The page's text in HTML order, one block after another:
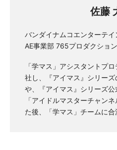
佐藤
バンダイナムコエンターテイ
AE事業部 765プロダクション
「学マス」アシスタントプ
社し、『アイマス』シリー
や、『アイマス』シリーズ
「アイドルマスターチャン
た後、「学マス」チームに合